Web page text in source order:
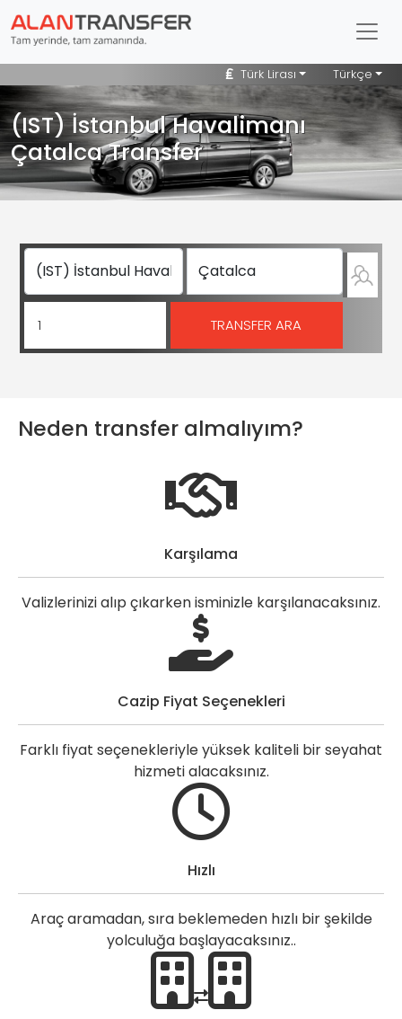
Türk Lirası Türkçe
(IST) İstanbul Havalimanı
Çatalca Transfer
Neden transfer almalıyım?
Karşılama
Valizlerinizi alıp çıkarken isminizle karşılanacaksınız.
Cazip Fiyat Seçenekleri
Farklı fiyat seçenekleriyle yüksek kaliteli bir seyahat
hizmeti alacaksınız.
Hızlı
Araç aramadan, sıra beklemeden hızlı bir şekilde
yolculuğa başlayacaksınız..